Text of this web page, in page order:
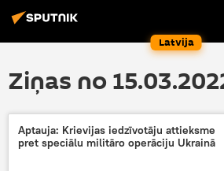
Latvija
Ziņas no
Aptauja: Krievijas iedzīvotāju attieksme
pret speciālu militāro operāciju Ukrainā